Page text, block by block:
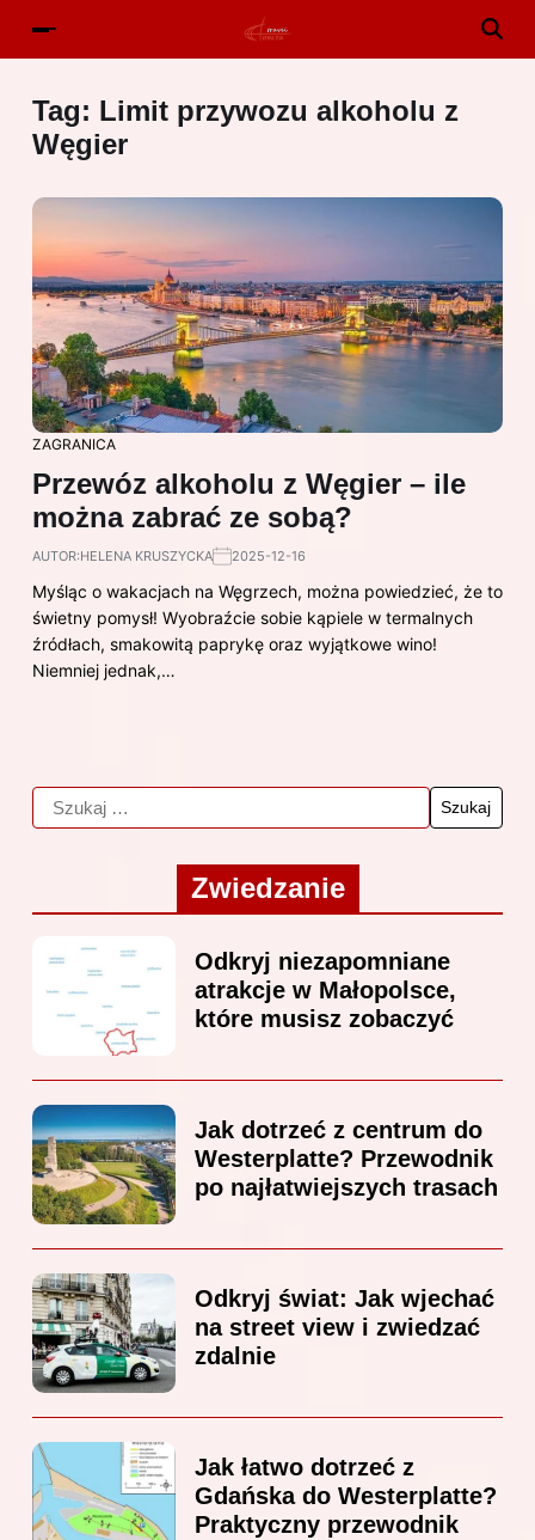
Tag: Limit przywozu alkoholu z
Węgier
ZAGRANICA
Przewóz alkoholu z Węgier – ile
można zabrać ze sobą?
AUTOR:HELENA KRUSZYCKA 2025-12-16
Myśląc o wakacjach na Węgrzech, można powiedzieć, że to
świetny pomysł! Wyobraźcie sobie kąpiele w termalnych
źródłach, smakowitą paprykę oraz wyjątkowe wino!
Niemniej jednak,…
Zwiedzanie
Odkryj niezapomniane
atrakcje w Małopolsce,
które musisz zobaczyć
Jak dotrzeć z centrum do
Westerplatte? Przewodnik
po najłatwiejszych trasach
Odkryj świat: Jak wjechać
na street view i zwiedzać
zdalnie
Jak łatwo dotrzeć z
Gdańska do Westerplatte?
Praktyczny przewodnik